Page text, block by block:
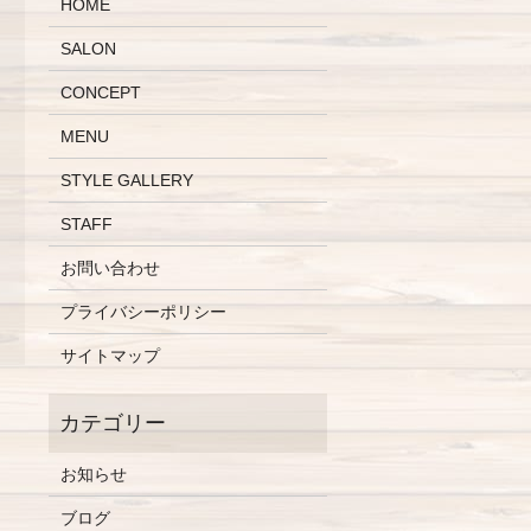
HOME
SALON
CONCEPT
MENU
STYLE GALLERY
STAFF
お問い合わせ
プライバシーポリシー
サイトマップ
お知らせ
ブログ